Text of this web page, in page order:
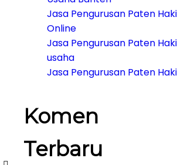
Jasa Pengurusan Paten Haki
Online
Jasa Pengurusan Paten Haki
usaha
Jasa Pengurusan Paten Haki
Komen
Terbaru